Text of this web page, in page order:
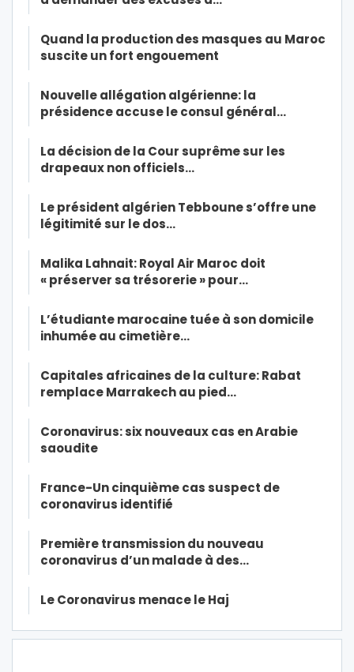
Quand la production des masques au Maroc
suscite un fort engouement
Nouvelle allégation algérienne: la
présidence accuse le consul général…
La décision de la Cour suprême sur les
drapeaux non officiels…
Le président algérien Tebboune s’offre une
légitimité sur le dos…
Malika Lahnait: Royal Air Maroc doit
« préserver sa trésorerie » pour…
L’étudiante marocaine tuée à son domicile
inhumée au cimetière…
Capitales africaines de la culture: Rabat
remplace Marrakech au pied…
Coronavirus: six nouveaux cas en Arabie
saoudite
France-Un cinquième cas suspect de
coronavirus identifié
Première transmission du nouveau
coronavirus d’un malade à des…
Le Coronavirus menace le Haj